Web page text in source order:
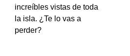
increíbles vistas de toda
la isla. ¿Te lo vas a
perder?